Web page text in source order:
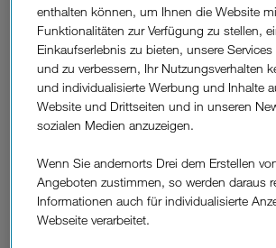
Rabl haben wir eine wirkliche HR-Expertin
Erfahrung aus verschiedenen Branchen
Hogl.
Veronika Rabl: "Ich freue mich, ab sofort die
schnellsten wachsenden österreichischen
Mobilfunkbetreibers mitzugestalten. Für
Mitarbeiter zu gewinnen und im
und Entwicklungsmöglichkeiten zu bieten."
Nach mehr als fünf Jahren im zentralen HR
enthalten können, um Ihnen die Website
Funktionalitäten zur Verfügung zu stellen,
Einkaufserlebnis zu bieten, unsere Services
und zu verbessern, Ihr Nutzungsverhalten
und individualisierte Werbung und Inhalte
Website und Drittseiten und in unseren
sozialen Medien anzuzeigen.
Wenn Sie andernorts Drei dem Erstellen
Angeboten zustimmen, so werden daraus
Informationen auch für individualisierte
Webseite verarbeitet.